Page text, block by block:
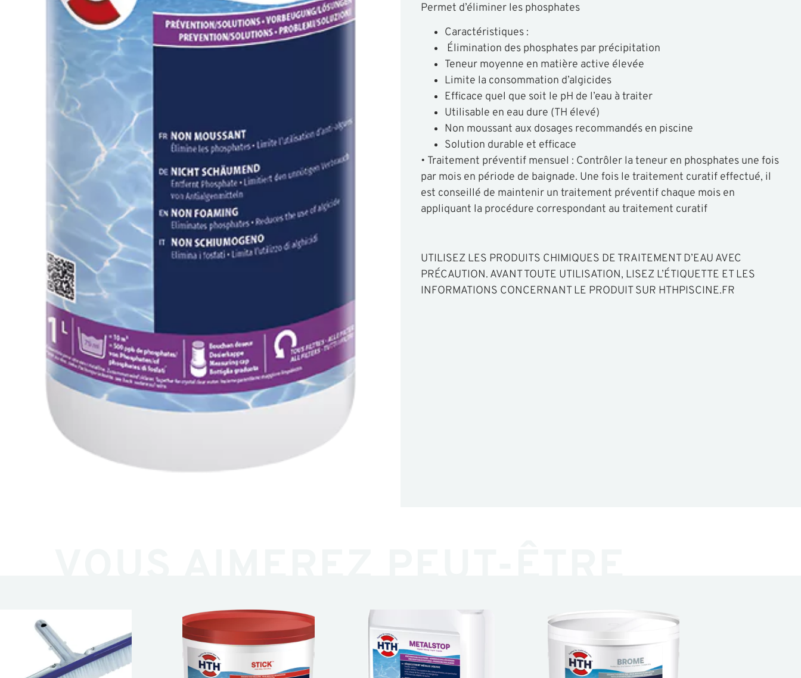
Permet d’éliminer les phosphates
Caractéristiques :
Élimination des phosphates par précipitation
Teneur moyenne en matière active élevée
Limite la consommation d’algicides
Efficace quel que soit le pH de l’eau à traiter
Utilisable en eau dure (TH élevé)
Non moussant aux dosages recommandés en piscine
Solution durable et efficace
• Traitement préventif mensuel : Contrôler la teneur en phosphates une fois
par mois en période de baignade. Une fois le traitement curatif effectué, il
est conseillé de maintenir un traitement préventif chaque mois en
appliquant la procédure correspondant au traitement curatif
UTILISEZ LES PRODUITS CHIMIQUES DE TRAITEMENT D’EAU AVEC
PRÉCAUTION. AVANT TOUTE UTILISATION, LISEZ L’ÉTIQUETTE ET LES
INFORMATIONS CONCERNANT LE PRODUIT SUR HTHPISCINE.FR